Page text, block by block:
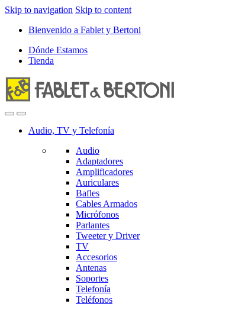
Skip to navigation Skip to content
Bienvenido a Fablet y Bertoni
Dónde Estamos
Tienda
Audio, TV y Telefonía
Audio
Adaptadores
Amplificadores
Auriculares
Bafles
Cables Armados
Micrófonos
Parlantes
Tweeter y Driver
TV
Accesorios
Antenas
Soportes
Telefonía
Teléfonos